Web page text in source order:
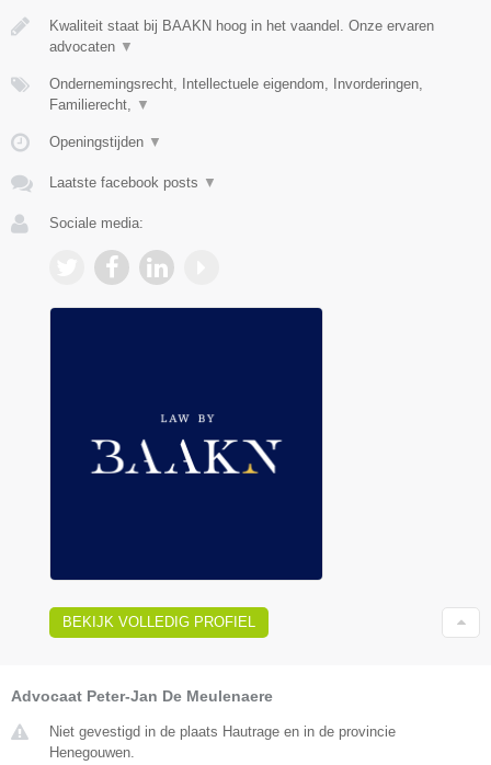
Kwaliteit staat bij BAAKN hoog in het vaandel. Onze ervaren
advocaten ▼
Ondernemingsrecht, Intellectuele eigendom, Invorderingen,
Familierecht, ▼
Openingstijden ▼
Laatste facebook posts ▼
Sociale media:
BEKIJK VOLLEDIG PROFIEL
Advocaat Peter-Jan De Meulenaere
Niet gevestigd in de plaats Hautrage en in de provincie
Henegouwen.